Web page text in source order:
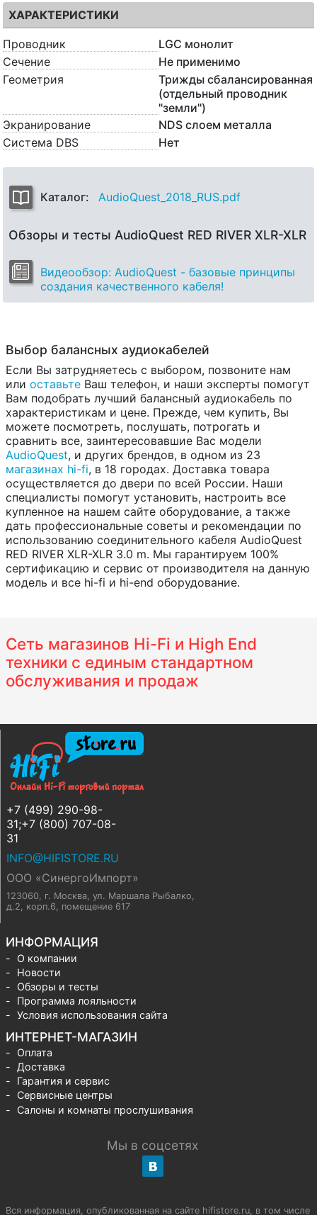
ХАРАКТЕРИСТИКИ
Проводник
LGC монолит
Сечение
Не применимо
Геометрия
Трижды сбалансированная
(отдельный проводник
"земли")
Экранирование
NDS слоем металла
Система DBS
Нет
Каталог: AudioQuest_2018_RUS.pdf
Обзоры и тесты AudioQuest RED RIVER XLR-XLR
Видеообзор: AudioQuest - базовые принципы
создания качественного кабеля!
Выбор балансных аудиокабелей
Если Вы затрудняетесь с выбором, позвоните нам
или оставьте Ваш телефон, и наши эксперты помогут
Вам подобрать лучший балансный аудиокабель по
характеристикам и цене. Прежде, чем купить, Вы
можете посмотреть, послушать, потрогать и
сравнить все, заинтересовавшие Вас модели
AudioQuest, и других брендов, в одном из 23
магазинах hi-fi, в 18 городах. Доставка товара
осуществляется до двери по всей России. Наши
специалисты помогут установить, настроить все
купленное на нашем сайте оборудование, а также
дать профессиональные советы и рекомендации по
использованию соединительного кабеля AudioQuest
RED RIVER XLR-XLR 3.0 m. Мы гарантируем 100%
сертификацию и сервис от производителя на данную
модель и все hi-fi и hi-end оборудование.
Сеть магазинов Hi-Fi и High End
техники с единым стандартном
обслуживания и продаж
+7 (499) 290-98-
31;+7 (800) 707-08-
31
INFO@HIFISTORE.RU
ООО «СинергоИмпорт»
123060, г. Москва, ул. Маршала Рыбалко,
д.2, корп.6, помещение 617
ИНФОРМАЦИЯ
О компании
Новости
Обзоры и тесты
Программа лояльности
Условия использования сайта
ИНТЕРНЕТ-МАГАЗИН
Оплата
Доставка
Гарантия и сервис
Сервисные центры
Салоны и комнаты прослушивания
Мы в соцсетях
Вся информация, опубликованная на сайте hifistore.ru, в том числе